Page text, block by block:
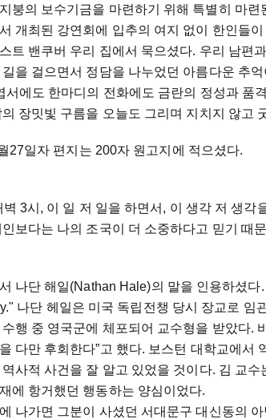
붕의 보수기금을 마련하기 위해 특별히 마
개최된 강연회에 입추의 여지 없이 한인들
트 밴쿠버 우리 집에서 묵으셨다. 우리 남편
을 걸으면서 정담을 나누었던 아름다운 추억
서에도 한마디의 전화에도 금란의 정성과 품
의 장밋빛 구름을 오늘도 그리며 지치지 않고
27일자 편지는 200자 원고지에 적으셨다.
3시, 이 일 저 일을 하면서, 이 생각 저 생각
보다는 나의 조국이 더 소중하다고 믿기 때
나단 해일(Nathan Hale)의 말을 인용하셨
나단 헤일은 미국 독립전챙 당시 장교로 임
행 중 영국군에 체포되어 교수형을 받았다.
다만 후회한다”고 했다. 보스턴 대학교에서
사적 사건을 잘 알고 있었을 것이다. 김 교
에 항거했던 행동하는 양심이었다.
나가면 그분이 사셨던 서대문구 대신동의